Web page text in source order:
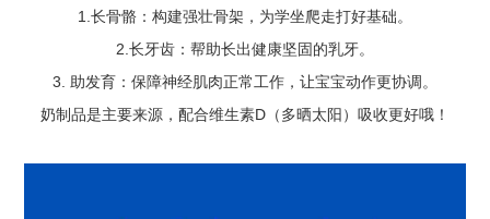
1.长骨骼：构建强壮骨架，为学坐爬走打好基础。
2.长牙齿：帮助长出健康坚固的乳牙。
3. 助发育：保障神经肌肉正常工作，让宝宝动作更协调。
奶制品是主要来源，配合维生素D（多晒太阳）吸收更好哦！